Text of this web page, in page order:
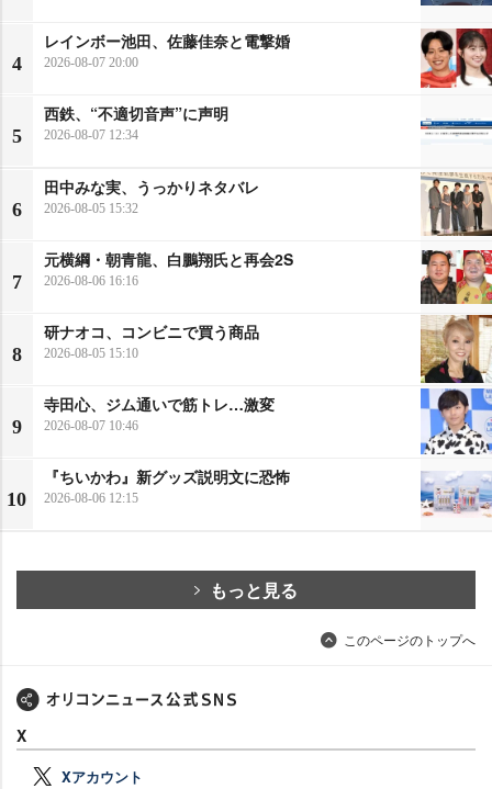
4
レインボー池田、佐藤佳奈と電撃婚
2026-08-07 20:00
5
西鉄、“不適切音声”に声明
2026-08-07 12:34
6
田中みな実、うっかりネタバレ
2026-08-05 15:32
7
元横綱・朝青龍、白鵬翔氏と再会2S
2026-08-06 16:16
8
研ナオコ、コンビニで買う商品
2026-08-05 15:10
9
寺田心、ジム通いで筋トレ…激変
2026-08-07 10:46
10
『ちいかわ』新グッズ説明文に恐怖
2026-08-06 12:15
もっと見る
このページのトップへ
X
Xアカウント